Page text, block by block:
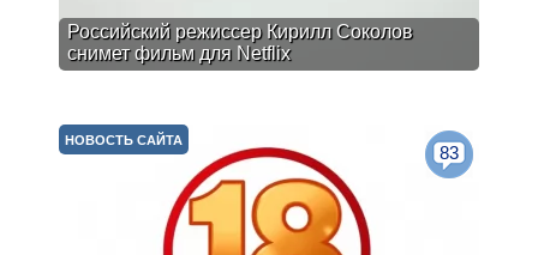
Российский режиссер Кирилл Соколов
снимет фильм для Netflix
НОВОСТЬ САЙТА
83